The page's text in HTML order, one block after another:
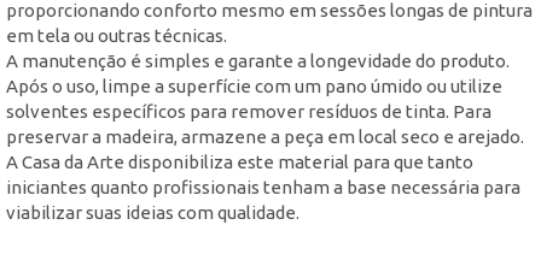
proporcionando conforto mesmo em sessões longas de pintura
em tela ou outras técnicas.
A manutenção é simples e garante a longevidade do produto.
Após o uso, limpe a superfície com um pano úmido ou utilize
solventes específicos para remover resíduos de tinta. Para
preservar a madeira, armazene a peça em local seco e arejado.
A Casa da Arte disponibiliza este material para que tanto
iniciantes quanto profissionais tenham a base necessária para
viabilizar suas ideias com qualidade.